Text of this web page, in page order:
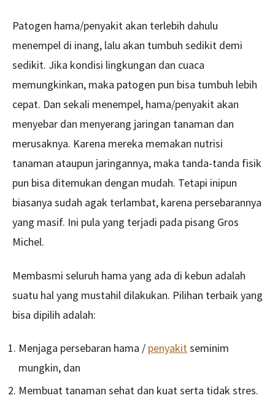
Patogen hama/penyakit akan terlebih dahulu
menempel di inang, lalu akan tumbuh sedikit demi
sedikit. Jika kondisi lingkungan dan cuaca
memungkinkan, maka patogen pun bisa tumbuh lebih
cepat. Dan sekali menempel, hama/penyakit akan
menyebar dan menyerang jaringan tanaman dan
merusaknya. Karena mereka memakan nutrisi
tanaman ataupun jaringannya, maka tanda-tanda fisik
pun bisa ditemukan dengan mudah. Tetapi inipun
biasanya sudah agak terlambat, karena persebarannya
yang masif. Ini pula yang terjadi pada pisang Gros
Michel.
Membasmi seluruh hama yang ada di kebun adalah
suatu hal yang mustahil dilakukan. Pilihan terbaik yang
bisa dipilih adalah:
Menjaga persebaran hama / penyakitseminim
mungkin, dan
Membuat tanaman sehat dan kuat serta tidak stres.